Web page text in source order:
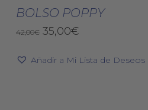
Seleccionar Opciones
BOLSO POPPY
42,00€ El
original
35,00€El
actual
Añadir a Mi Lista de Deseos